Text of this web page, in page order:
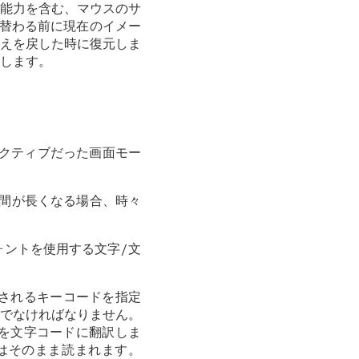
力を含む、マウスのサ
わる前に現在のイメー
を戻した時に復元しま
ます。
ィブだった画面モー
が長くなる場合、時々
トを使用する文字/文
るキーコードを指定
なければなりません。
字コードに翻訳しま
のまま読まれます。